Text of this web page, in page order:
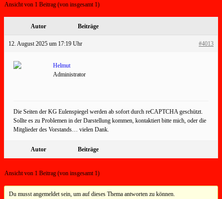
Ansicht von 1 Beitrag (von insgesamt 1)
Autor Beiträge
12. August 2025 um 17:19 Uhr #4013
Helmut
Administrator
Die Seiten der KG Eulenspiegel werden ab sofort durch reCAPTCHA geschützt.
Sollte es zu Problemen in der Darstellung kommen, kontaktiert bitte mich, oder die
Mitglieder des Vorstands… vielen Dank.
Autor Beiträge
Ansicht von 1 Beitrag (von insgesamt 1)
Du musst angemeldet sein, um auf dieses Thema antworten zu können.